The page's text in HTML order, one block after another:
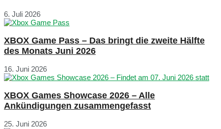
6. Juli 2026
XBOX Game Pass – Das bringt die zweite Hälfte
des Monats Juni 2026
16. Juni 2026
XBOX Games Showcase 2026 – Alle
Ankündigungen zusammengefasst
25. Juni 2026